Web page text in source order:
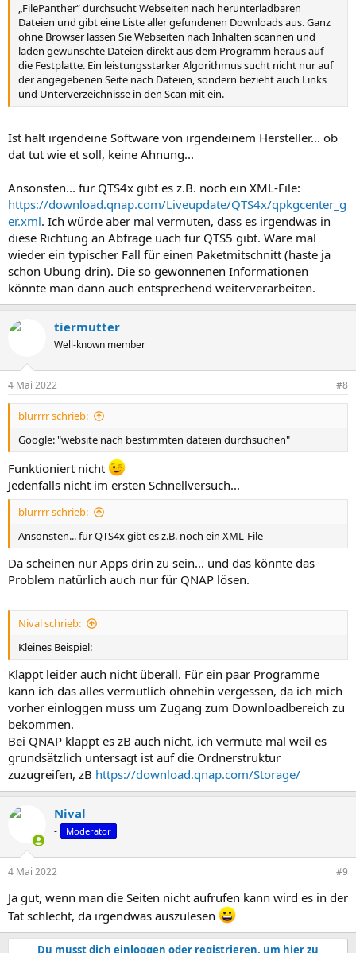
„FilePanther“ durchsucht Webseiten nach herunterladbaren
Dateien und gibt eine Liste aller gefundenen Downloads aus. Ganz
ohne Browser lassen Sie Webseiten nach Inhalten scannen und
laden gewünschte Dateien direkt aus dem Programm heraus auf
die Festplatte. Ein leistungsstarker Algorithmus sucht nicht nur auf
der angegebenen Seite nach Dateien, sondern bezieht auch Links
und Unterverzeichnisse in den Scan mit ein.
Ist halt irgendeine Software von irgendeinem Hersteller... ob
dat tut wie et soll, keine Ahnung...
Ansonsten... für QTS4x gibt es z.B. noch ein XML-File:
https://download.qnap.com/Liveupdate/QTS4x/qpkgcenter_g
er.xml. Ich würde aber mal vermuten, dass es irgendwas in
diese Richtung an Abfrage uach für QTS5 gibt. Wäre mal
wieder ein typischer Fall für einen Paketmitschnitt (haste ja
schon Übung drin). Die so gewonnenen Informationen
könnte man dann auch entsprechend weiterverarbeiten.
tiermutter
Well-known member
4 Mai 2022 #8
blurrrr schrieb:
Google: "website nach bestimmten dateien durchsuchen"
Funktioniert nicht
Jedenfalls nicht im ersten Schnellversuch...
blurrrr schrieb:
Ansonsten... für QTS4x gibt es z.B. noch ein XML-File
Da scheinen nur Apps drin zu sein... und das könnte das
Problem natürlich auch nur für QNAP lösen.
Nival schrieb:
Kleines Beispiel:
Klappt leider auch nicht überall. Für ein paar Programme
kann ich das alles vermutlich ohnehin vergessen, da ich mich
vorher einloggen muss um Zugang zum Downloadbereich zu
bekommen.
Bei QNAP klappt es zB auch nicht, ich vermute mal weil es
grundsätzlich untersagt ist auf die Ordnerstruktur
zuzugreifen, zB https://download.qnap.com/Storage/
Nival
- Moderator
4 Mai 2022 #9
Ja gut, wenn man die Seiten nicht aufrufen kann wird es in der
Tat schlecht, da irgendwas auszulesen
Du musst dich einloggen oder registrieren, um hier zu